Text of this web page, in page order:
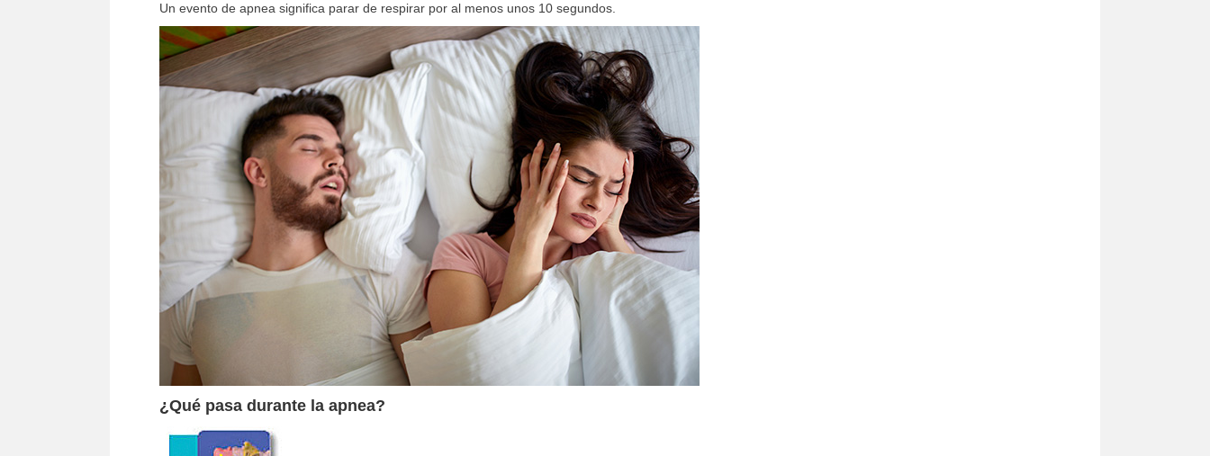
Un evento de apnea significa parar de respirar por al menos unos 10 segundos.
¿Qué pasa durante la apnea?